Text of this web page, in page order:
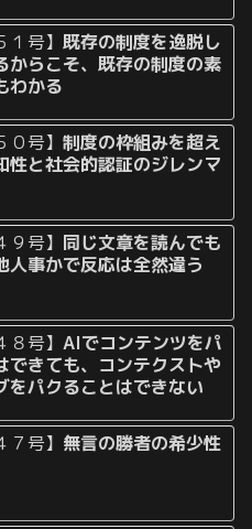
１号】既存の制度を逸脱し
からこそ、既存の制度の素
わかる
０号】制度の枠組みを超え
性と社会的認証のジレンマ
９号】 同じ文章を読んでも
人事かで反応は全然違う
８号】AIでコンテンツをパ
できても、コンテクストや
をパクることはできない
７号】 無言の勝者の希少性